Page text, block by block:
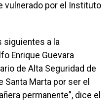
vulnerado por el Instituto
siguientes a la
Enrique Guevara
de Alta Seguridad de
Marta por ser el
permanente”, dice el